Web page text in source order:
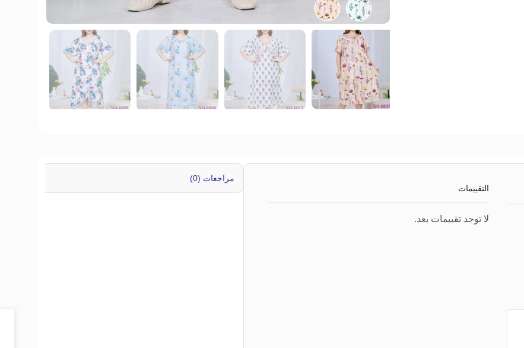
مراجعات (0)
التقييمات
لا توجد تقييمات بعد.